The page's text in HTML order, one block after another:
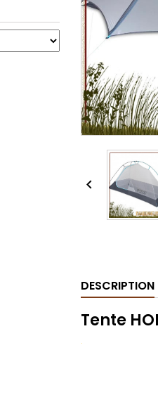

DESCRIPTION
Tente
.